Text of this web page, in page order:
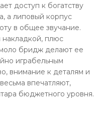
доступ к богатству
а липовый корпус
в общее звучание.
плюс
бридж делают ее
играбельным
внимание к деталям и
впечатляют,
бюджетного уровня.